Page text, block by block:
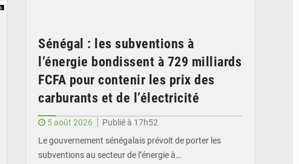
Sénégal : les subventions à
l’énergie bondissent à 729 milliards
FCFA pour contenir les prix des
carburants et de l’électricité
5 août 2026
Publié à 17h52
Le gouvernement sénégalais prévoit de porter les
subventions au secteur de l’énergie à…